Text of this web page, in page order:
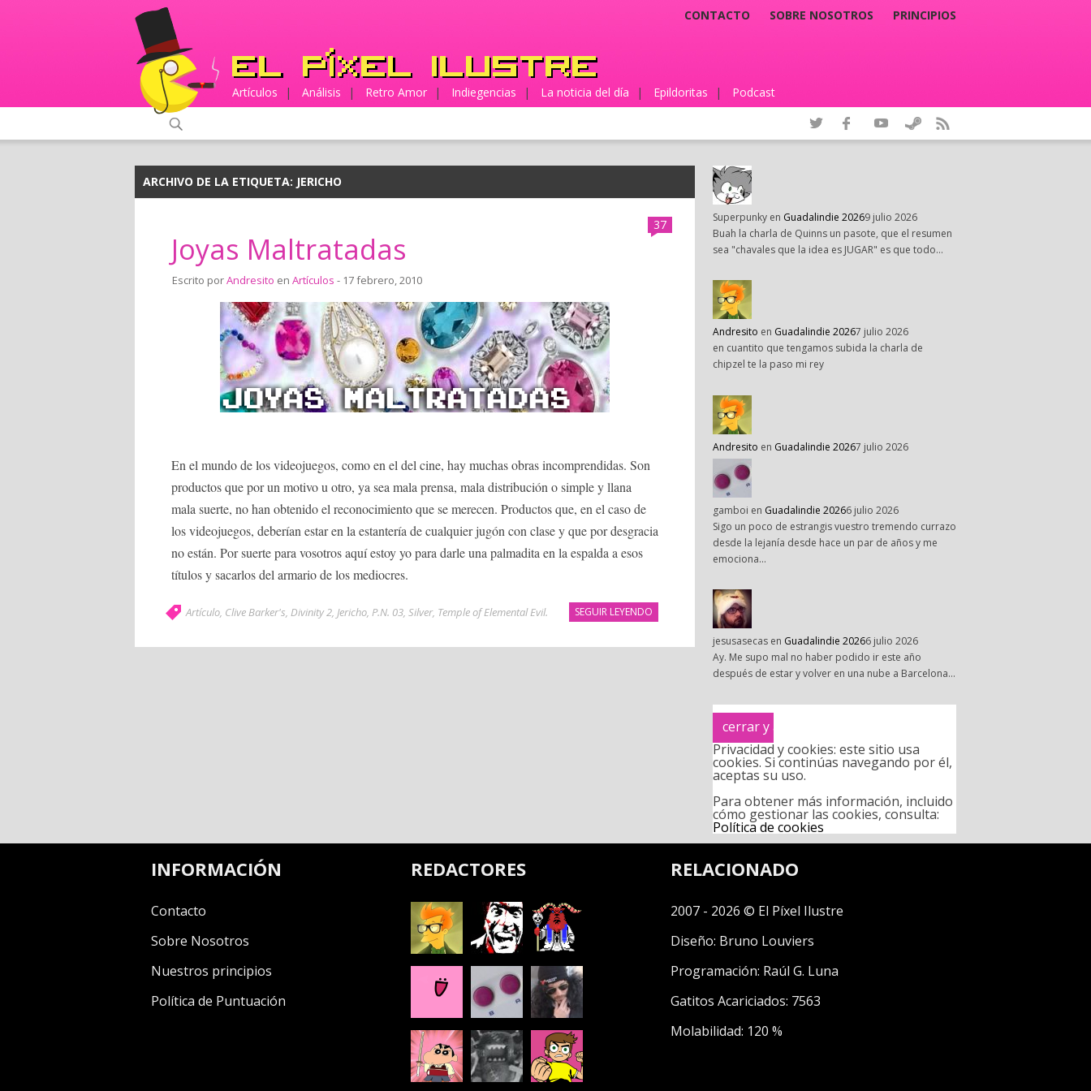
CONTACTO SOBRE NOSOTROS PRINCIPIOS
Artículos | Análisis | Retro Amor | Indiegencias | La noticia del día | Epildoritas | Podcast
ARCHIVO DE LA ETIQUETA: JERICHO
37
Joyas Maltratadas
Escrito porAndresito en Artículos - 17 febrero, 2010
En el mundo de los videojuegos, como en el del cine, hay muchas obras incomprendidas. Son
productos que por un motivo u otro, ya sea mala prensa, mala distribución o simple y llana
mala suerte, no han obtenido el reconocimiento que se merecen. Productos que, en el caso de
los videojuegos, deberían estar en la estantería de cualquier jugón con clase y que por desgracia
no están. Por suerte para vosotros aquí estoy yo para darle una palmadita en la espalda a esos
títulos y sacarlos del armario de los mediocres.
SEGUIR LEYENDO
Artículo, Clive Barker's, Divinity 2, Jericho, P.N. 03, Silver, Temple of Elemental Evil.
Superpunky en Guadalindie 20269 julio 2026
Buah la charla de Quinns un pasote, que el resumen
sea "chavales que la idea es JUGAR" es que todo…
Andresito en Guadalindie 20267 julio 2026
en cuantito que tengamos subida la charla de
chipzel te la paso mi rey
Andresito en Guadalindie 20267 julio 2026
gamboi en Guadalindie 20266 julio 2026
Sigo un poco de estrangis vuestro tremendo currazo
desde la lejanía desde hace un par de años y me
emociona…
jesusasecas en Guadalindie 20266 julio 2026
Ay. Me supo mal no haber podido ir este año
después de estar y volver en una nube a Barcelona…
Privacidad y cookies: este sitio usa
cookies. Si continúas navegando por él,
aceptas su uso.
Para obtener más información, incluido
cómo gestionar las cookies, consulta:
Política de cookies
INFORMACIÓN
Contacto
Sobre Nosotros
Nuestros principios
Política de Puntuación
REDACTORES RELACIONADO
2007 - 2026 © El Píxel Ilustre
Diseño: Bruno Louviers
Programación: Raúl G. Luna
Gatitos Acariciados: 7563
Molabilidad: 120 %